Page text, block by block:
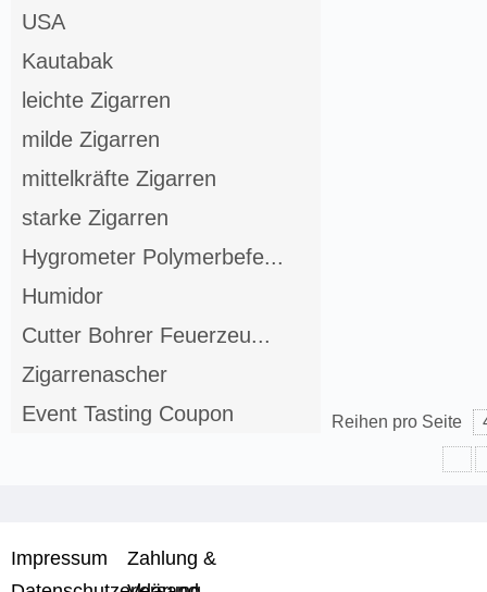
USA
Kautabak
leichte Zigarren
milde Zigarren
mittelkräfte Zigarren
starke Zigarren
Hygrometer Polymerbefe...
Humidor
Cutter Bohrer Feuerzeu...
Zigarrenascher
Event Tasting Coupon
Reihen pro Seite
Impressum
Zahlung &